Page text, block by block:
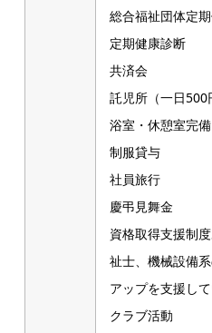
総合福祉団体定
定期健康診断
共済会
託児所（一日500
浴室・休憩室完備
制服貸与
社員旅行
慶弔見舞金
資格取得支援制
祉士、機械設備
アップを支援して
クラブ活動